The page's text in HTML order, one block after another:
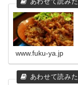
www.fuku-ya.jp